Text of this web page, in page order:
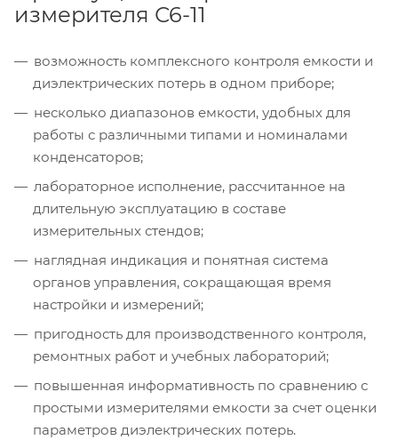
измерителя С6-11
возможность комплексного контроля емкости и
диэлектрических потерь в одном приборе;
несколько диапазонов емкости, удобных для
работы с различными типами и номиналами
конденсаторов;
лабораторное исполнение, рассчитанное на
длительную эксплуатацию в составе
измерительных стендов;
наглядная индикация и понятная система
органов управления, сокращающая время
настройки и измерений;
пригодность для производственного контроля,
ремонтных работ и учебных лабораторий;
повышенная информативность по сравнению с
простыми измерителями емкости за счет оценки
параметров диэлектрических потерь.